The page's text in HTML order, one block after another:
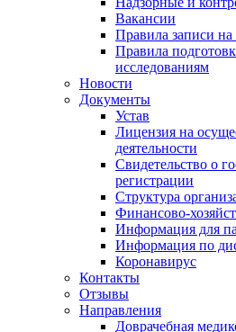
Вакансии
Правила записи
Правила
исследованиям
Новости
Документы
Устав
Лицензия на
деятельности
Свидетельство о
регистрации
Структура
Финансово-
Информация для
Информация по
Коронавирус
Контакты
Отзывы
Направления
Доврачебная